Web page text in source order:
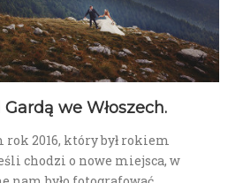
we Włoszech.
2016, który był rokiem
chodzi o nowe miejsca, w